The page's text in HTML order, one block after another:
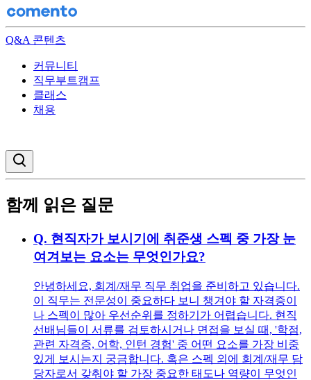
Q&A 콘텐츠
커뮤니티
직무부트캠프
클래스
채용
함께 읽은 질문
Q. 현직자가 보시기에 취준생 스펙 중 가장 눈
여겨보는 요소는 무엇인가요?
안녕하세요, 회계/재무 직무 취업을 준비하고 있습니다.
이 직무는 전문성이 중요하다 보니 챙겨야 할 자격증이
나 스펙이 많아 우선순위를 정하기가 어렵습니다. 현직
선배님들이 서류를 검토하시거나 면접을 보실 때, '학점,
관련 자격증, 어학, 인턴 경험' 중 어떤 요소를 가장 비중
있게 보시는지 궁금합니다. 혹은 스펙 외에 회계/재무 담
당자로서 갖춰야 할 가장 중요한 태도나 역량이 무엇인